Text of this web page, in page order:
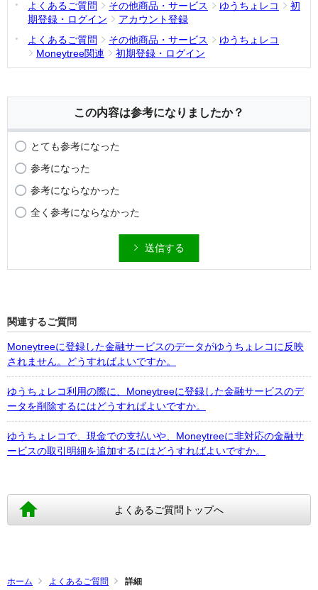
よくあるご質問 その他商品・サービス ゆうちょレコ
初
期登録・ログイン
アカウント登録
よくあるご質問
その他商品・サービス
ゆうちょレコ
Moneytree関連
初期登録・ログイン
この内容は参考になりましたか？
とても参考になった
参考になった
参考にならなかった
全く参考にならなかった
送信する
関連するご質問
Moneytreeに登録した金融サービスのデータがゆうちょレコに反映
されません。どうすればよいですか。
ゆうちょレコ利用の際に、Moneytreeに登録した金融サービスのデ
ータを削除するにはどうすればよいですか。
ゆうちょレコで、現金での支払いや、Moneytreeに非対応の金融サ
ービスの取引明細を追加するにはどうすればよいですか。
よくあるご質問トップへ
ホーム よくあるご質問 詳細